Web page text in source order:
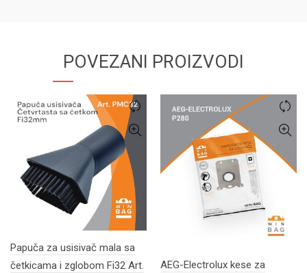
POVEZANI PROIZVODI
Papuča za usisivač mala sa
četkicama i zglobom Fi32 Art.
AEG-Electrolux kese za